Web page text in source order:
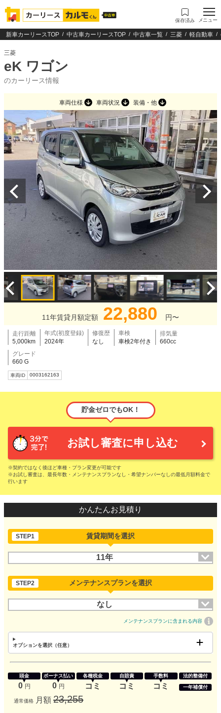
保存済み メニュー
新車カーリースTOP 中古車カーリースTOP 中古車一覧 三菱 軽自動車
三菱
eK ワゴン
のカーリース情報
車両仕様 車両状況 装備・他
11年賃貸月額定額 22,880 円〜
走行距離
5,000km
年式(初度登録)
2024年
修復歴
なし
車検
車検2年付き
排気量
660cc
グレード
660 G
車両ID 0003162163
貯金ゼロでもOK！
お試し審査に申し込む
※契約ではなく後ほど車種・プラン変更が可能です
※お試し審査は、最長年数・メンテナンスプランなし・希望ナンバーなしの最低月額料金で
行います
かんたんお見積り
STEP1 賃貸期間を選択
11年
STEP2 メンテナンスプランを選択
なし
メンテナンスプランに含まれる内容
オプションを選択（任意）
頭金
0 円
ボーナス払い
0 円
各種税金
コミ
自賠責
コミ
手数料
コミ
法的整備付
一年補償付
通常価格 月額 23,255